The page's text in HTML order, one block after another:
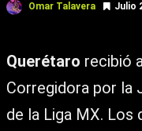
Omar Talavera Julio
Querétaro recibió
Corregidora por la
de la Liga MX. Los